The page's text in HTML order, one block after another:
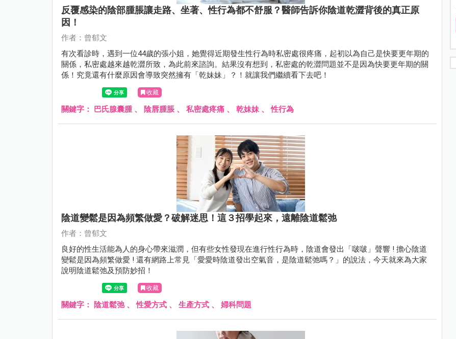
反覆感染的陰部腫脹讓走路、坐著、性行為都不舒服？醫師告訴你陰道乾澀背後的真正原
因！
作者：曾郁文
有次看診時，遇到一位44歲的張小姐，她覺得近期發生性行為時私密處很疼痛，起初以為自己是快要更年期的
關係，私密處越來越乾澀所致，為此前來諮詢。結果沒有想到，私密處的乾澀問題並不是因為快要更年期的關
係！究竟還有什麼原因會導致突然擁有「乾妹妹」？！就讓我們繼續看下去吧！
收藏
關鍵字： 巴氏腺囊腫、 陰唇腫脹 、 私密處疼痛 、 乾妹妹、性行為
陰道變鬆是因為頻繁做愛？破解迷思！這３招學起來，遠離陰道鬆弛
作者：曾郁文
良好的性生活能為人的身心帶來滋潤，但有些女性發現在進行性行為時，陰道會發出「啵啵」聲響 ! 擔心陰道
變鬆是因為頻繁做愛 ! 還有網路上常見「愛愛時陰道發出空氣音，是陰道鬆弛嗎？」的說法，今天就來為大家
說明陰道鬆弛及預防妙招！
收藏
關鍵字： 陰道鬆弛、性愛方式 、 生產方式 、 婦科問題